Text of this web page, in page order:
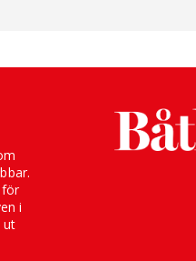
för
i
ut